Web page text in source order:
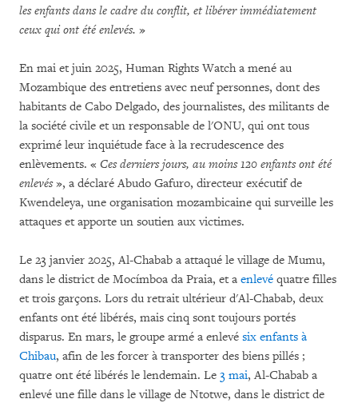
les enfants dans le cadre du conflit, et libérer immédiatement
ceux qui ont été enlevés. »
En mai et juin 2025, Human Rights Watch a mené au
Mozambique des entretiens avec neuf personnes, dont des
habitants de Cabo Delgado, des journalistes, des militants de
la société civile et un responsable de l'ONU, qui ont tous
exprimé leur inquiétude face à la recrudescence des
enlèvements. « Ces derniers jours, au moins 120 enfants ont été
enlevés», a déclaré Abudo Gafuro, directeur exécutif de
Kwendeleya, une organisation mozambicaine qui surveille les
attaques et apporte un soutien aux victimes.
Le 23 janvier 2025, Al-Chabab a attaqué le village de Mumu,
dans le district de Mocímboa da Praia, et a enlevé quatre filles
et trois garçons. Lors du retrait ultérieur d'Al-Chabab, deux
enfants ont été libérés, mais cinq sont toujours portés
disparus. En mars, le groupe armé a enlevé six enfants à
Chibau, afin de les forcer à transporter des biens pillés ;
quatre ont été libérés le lendemain. Le 3 mai, Al-Chabab a
enlevé une fille dans le village de Ntotwe, dans le district de